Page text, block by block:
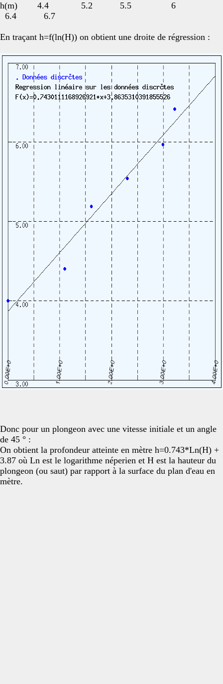
h(m) 4.4 5.2 5.5 6
6.4 6.7
En traçant h=f(ln(H)) on obtient une droite de régression :
Donc pour un plongeon avec une vitesse initiale et un angle
de 45 ° :
On obtient la profondeur atteinte en mètre h=0.743*Ln(H) +
3.87 où Ln est le logarithme néperien et H est la hauteur du
plongeon (ou saut) par rapport à la surface du plan d'eau en
mètre.